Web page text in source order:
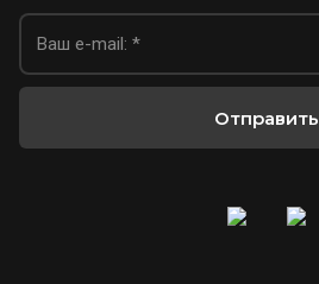
Отправить